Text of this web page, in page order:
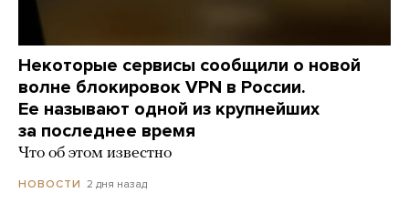
Некоторые сервисы сообщили о новой
волне блокировок VPN в России.
Ее называют одной из крупнейших
за последнее время
Что об этом известно
НОВОСТИ 2 дня назад